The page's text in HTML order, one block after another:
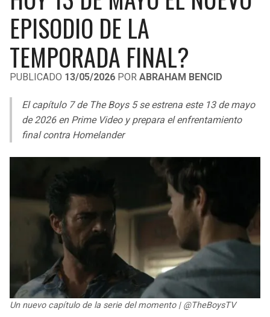
LIGA DE EXPANSIÓN MX
LEAGUES CUP
UEFA EUROPA LEAGUE
UEFA CONFERENCE LEAGUE
MLS
COPA SUDAMERICANA
LIGA BETPLAY
RAIDERS
CHARGERS
BENGALS
BROWNS
TEXANS
JAGUARS
CAVALIERS
PISTONS
BUCKS
HAWKS
HEAT
WIZARDS
WARRIORS
EPISODIO DE LA
TEMPORADA FINAL?
PUBLICADO 13/05/2026 POR ABRAHAM BENCID
El capítulo 7 de The Boys 5 se estrena este 13 de mayo
de 2026 en Prime Video y prepara el enfrentamiento
final contra Homelander
Un nuevo capítulo de la serie del momento | @TheBoysTV